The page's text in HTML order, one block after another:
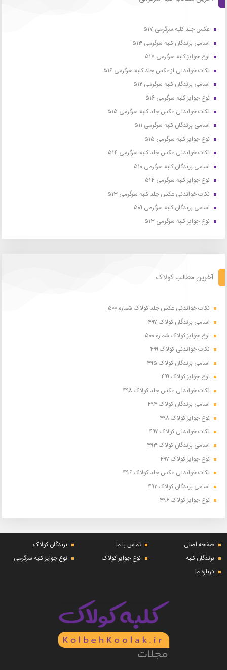
عکس جلد کلبه سرگرمی ۵۱۷
اسامی برندگان کلبه سرگرمی ۵۱۳
نوع جوایز کلبه سرگرمی ۵۱۷
نکات خواندنی از عکس جلد کلبه سرگرمی ۵۱۶
اسامی برندگان کلبه سرگرمی ۵۱۲
نوع جوایز کلبه سرگرمی ۵۱۶
نکات خواندنی عکس جلد کلبه سرگرمی ۵۱۵
اسامی برندگان کلبه سرگرمی ۵۱۱
نوع جوایز کلبه سرگرمی ۵۱۵
نکات خواندنی عکس جلد کلبه سرگرمی ۵۱۴
اسامی برندگان کلبه سرگرمی ۵۱۰
نوع جوایز کلبه سرگرمی ۵۱۴
نکات خواندنی عکس جلد کلبه سرگرمی ۵۱۳
اسامی برندگان کلبه سرگرمی ۵۰۹
نوع جوایز کلبه سرگرمی ۵۱۳
آخرین مطالب کولاک
نکات خواندنی عکس جلد کولاک شماره ۵۰۰
اسامی برندگان کولاک ۴۹۷
نوع جوایز کولاک شماره ۵۰۰
نکات خواندنی کولاک ۴۹۹
اسامی برندگان کولاک ۴۹۵
نوع جوایز کولاک ۴۹۹
نکات خواندنی عکس جلد کولاک ۴۹۸
اسامی برندگان کولاک ۴۹۴
نوع جوایز کولاک ۴۹۸
نکات خواندنی کولاک ۴۹۷
اسامی برندگان کولاک ۴۹۳
نوع جوایز کولاک ۴۹۷
نکات خواندنی عکس جلد کولاک ۴۹۶
اسامی برندگان کولاک ۴۹۲
نوع جوایز کولاک ۴۹۶
صفحه اصلی تماس با ما
برندگان کولاک
برندگان کلبه
نوع جوایز کولاک
نوع جوایز کلبه سرگرمی
درباره ما